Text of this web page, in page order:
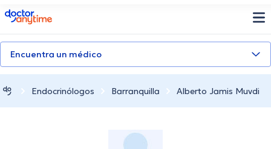
doctoranytime
Encuentra un médico
Endocrinólogos Barranquilla Alberto Jamis Muvdi